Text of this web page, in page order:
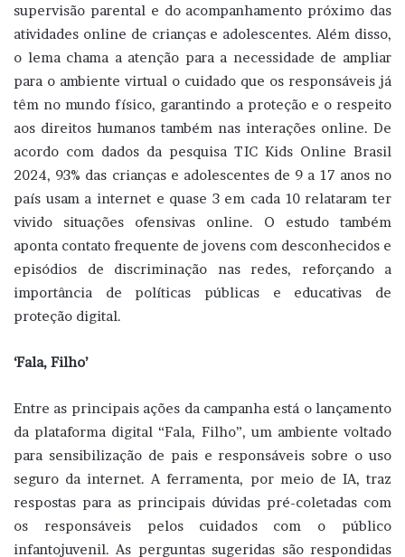
supervisão parental e do acompanhamento próximo das
atividades online de crianças e adolescentes. Além disso,
o lema chama a atenção para a necessidade de ampliar
para o ambiente virtual o cuidado que os responsáveis já
têm no mundo físico, garantindo a proteção e o respeito
aos direitos humanos também nas interações online. De
acordo com dados da pesquisa TIC Kids Online Brasil
2024, 93% das crianças e adolescentes de 9 a 17 anos no
país usam a internet e quase 3 em cada 10 relataram ter
vivido situações ofensivas online. O estudo também
aponta contato frequente de jovens com desconhecidos e
episódios de discriminação nas redes, reforçando a
importância de políticas públicas e educativas de
proteção digital.
‘Fala, Filho’
Entre as principais ações da campanha está o lançamento
da plataforma digital “Fala, Filho”, um ambiente voltado
para sensibilização de pais e responsáveis sobre o uso
seguro da internet. A ferramenta, por meio de IA, traz
respostas para as principais dúvidas pré-coletadas com
os responsáveis pelos cuidados com o público
infantojuvenil. As perguntas sugeridas são respondidas